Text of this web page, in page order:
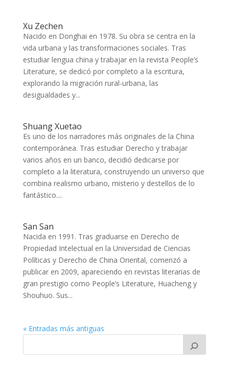
Xu Zechen
Nacido en Donghai en 1978. Su obra se centra en la
vida urbana y las transformaciones sociales. Tras
estudiar lengua china y trabajar en la revista People’s
Literature, se dedicó por completo a la escritura,
explorando la migración rural-urbana, las
desigualdades y...
Shuang Xuetao
Es uno de los narradores más originales de la China
contemporánea. Tras estudiar Derecho y trabajar
varios años en un banco, decidió dedicarse por
completo a la literatura, construyendo un universo que
combina realismo urbano, misterio y destellos de lo
fantástico....
San San
Nacida en 1991. Tras graduarse en Derecho de
Propiedad Intelectual en la Universidad de Ciencias
Políticas y Derecho de China Oriental, comenzó a
publicar en 2009, apareciendo en revistas literarias de
gran prestigio como People’s Literature, Huacheng y
Shouhuo. Sus...
« Entradas más antiguas